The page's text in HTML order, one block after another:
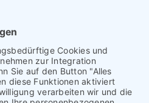
Auslagen
Unterricht
Heimweg bei Unwohlsein